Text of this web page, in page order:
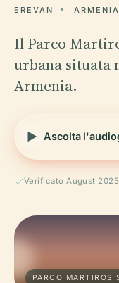
EREVAN ARMENIA
Il Parco
urbana situata
Armenia.
Ascolta
Verificato August 2025
PARCO MARTIROS